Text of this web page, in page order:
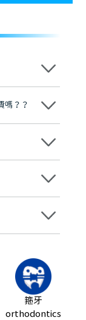
自香港、內地的
全球放心植牙中
大灣區及周邊城
分院，香港亦設
費咨詢，讓人十
嗎？？
用。
顧客同意並簽字
會及時告知客人
我們你原本預約
箍牙
orthodontics